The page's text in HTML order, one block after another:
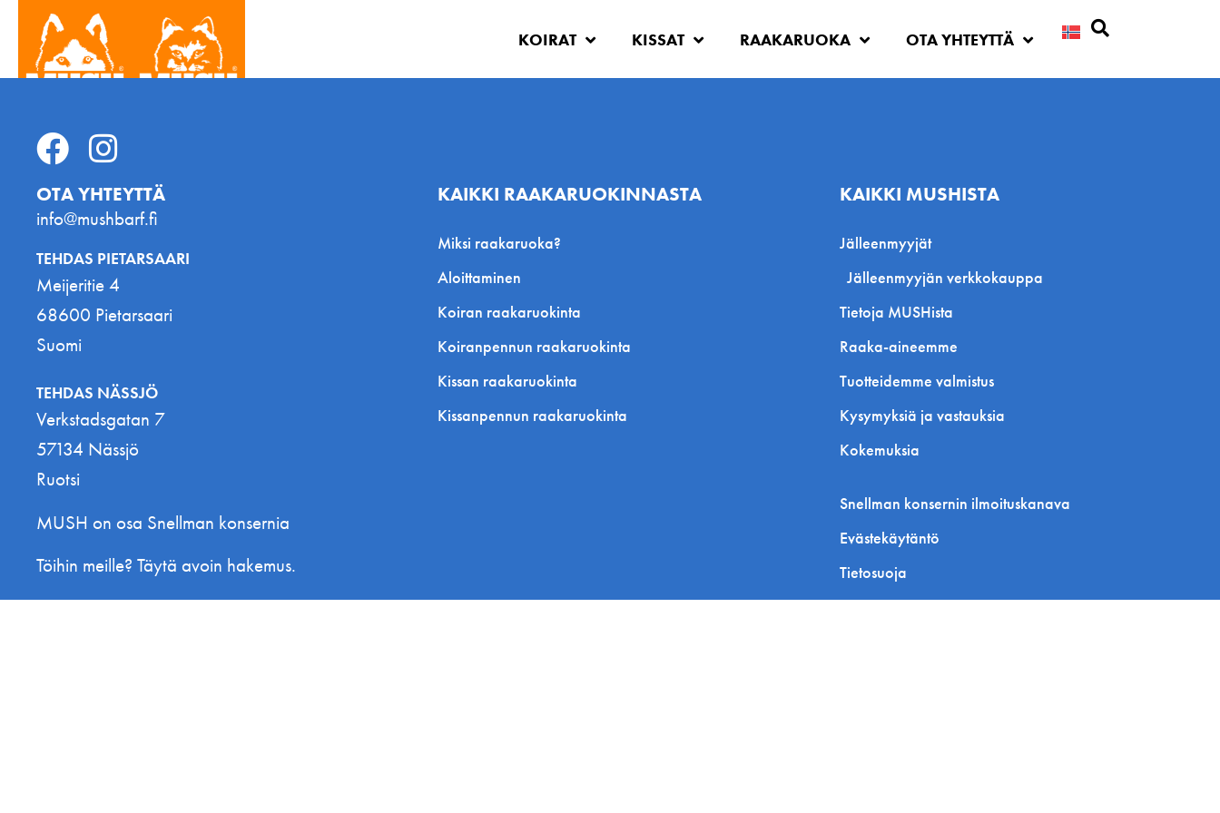
KOIRAT KISSAT RAAKARUOKA OTA YHTEYTTÄ
OTA YHTEYTTÄ
info@mushbarf.fi
TEHDAS PIETARSAARI
Meijeritie 4
68600 Pietarsaari
Suomi
TEHDAS NÄSSJÖ
Verkstadsgatan 7
57134 Nässjö
Ruotsi
MUSH on osa Snellman konsernia
Töihin meille? Täytä avoin hakemus.
KAIKKI RAAKARUOKINNASTA
Miksi raakaruoka?
Aloittaminen
Koiran raakaruokinta
Koiranpennun raakaruokinta
Kissan raakaruokinta
Kissanpennun raakaruokinta
KAIKKI MUSHISTA
Jälleenmyyjät
Jälleenmyyjän verkkokauppa
Tietoja MUSHista
Raaka-aineemme
Tuotteidemme valmistus
Kysymyksiä ja vastauksia
Kokemuksia
Snellman konsernin ilmoituskanava
Evästekäytäntö
Tietosuoja